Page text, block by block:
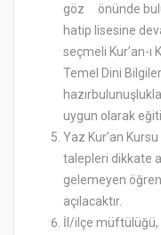
göz önünde
hatip lisesine
seçmeli Kur’an-ı
Temel Dini
uygun olarak
Yaz Kur’an
talepleri dikkate
gelemeyen
açılacaktır.
İl/ilçe müftülüğü,